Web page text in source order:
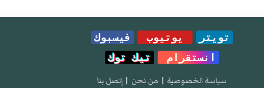
تويتر يوتيوب
فيسبوك
انستقرام
تيك توك
سياسة الخصوصية | من نحن | إتصل بنا